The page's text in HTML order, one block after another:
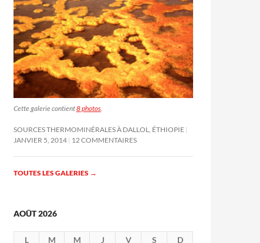
Cette galerie contient8 photos
SOURCES THERMOMINÉRALES À DALLOL, ÉTHIOPIE
JANVIER 5, 2014 12 COMMENTAIRES
TOUTES LES GALERIES →
AOÛT 2026
L M M J V S
D